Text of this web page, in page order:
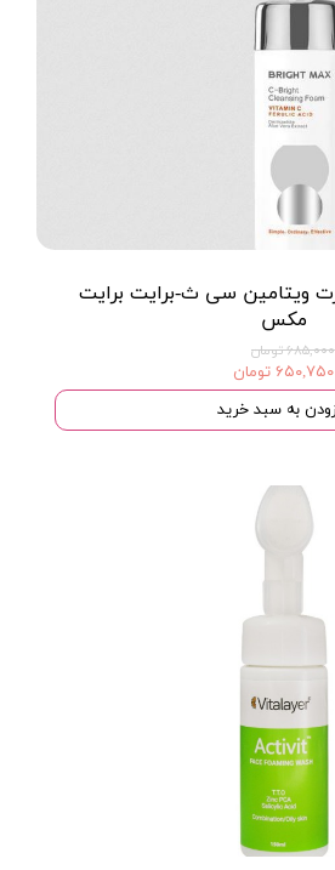
ویتامین سی ث-برایت برایت
مکس
۶۸۵,۰۰۰ تومان
۶۵۰,۷۵۰ تومان
به سبد خرید